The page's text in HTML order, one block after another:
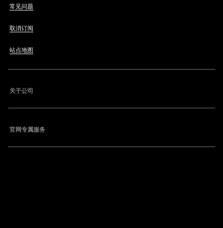
常见问题
取消订阅
站点地图
关于公司
官网专属服务